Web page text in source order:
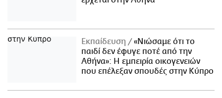
Εκπαίδευση
«Νιώσαμε ότι το
παιδί δεν έφυγε ποτέ από την
Αθήνα»: Η εμπειρία οικογενειών
που επέλεξαν σπουδές στην Κύπρο